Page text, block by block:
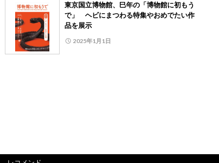
東京国立博物館、巳年の「博物館に初もう
で」 ヘビにまつわる特集やおめでたい作
品を展示
2025年1月1日